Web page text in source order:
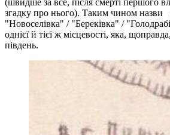
згадку про нього). Таким чином
"Новоселівка" / "Береківка" /
однієї й тієї ж місцевості, яка,
південь.